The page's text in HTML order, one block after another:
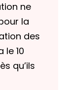
ne
la
des
le 10
qu’ils